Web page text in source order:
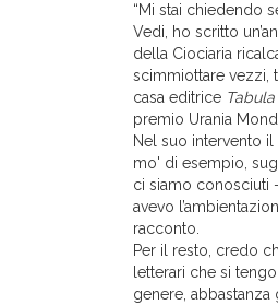
“Mi stai chiedendo
Vedi, ho scritto
della Ciociaria
scimmiottare vezzi,
casa editrice Tabula
premio Urania
Nel suo intervento il
mo' di esempio,
ci siamo conosciuti
avevo
racconto.
Per il resto, credo
letterari che si
genere, abbastanza